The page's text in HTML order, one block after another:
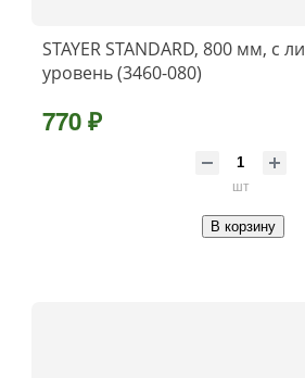
STAYER STANDARD, 800 мм, с
уровень (3460-080)
770 ₽
шт
В корзину